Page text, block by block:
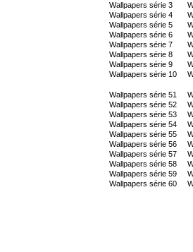
Wallpapers série 3
Wallpapers série 4
Wallpapers série 5
Wallpapers série 6
Wallpapers série 7
Wallpapers série 8
Wallpapers série 9
Wallpapers série 10
Wallpapers série 51
Wallpapers série 52
Wallpapers série 53
Wallpapers série 54
Wallpapers série 55
Wallpapers série 56
Wallpapers série 57
Wallpapers série 58
Wallpapers série 59
Wallpapers série 60